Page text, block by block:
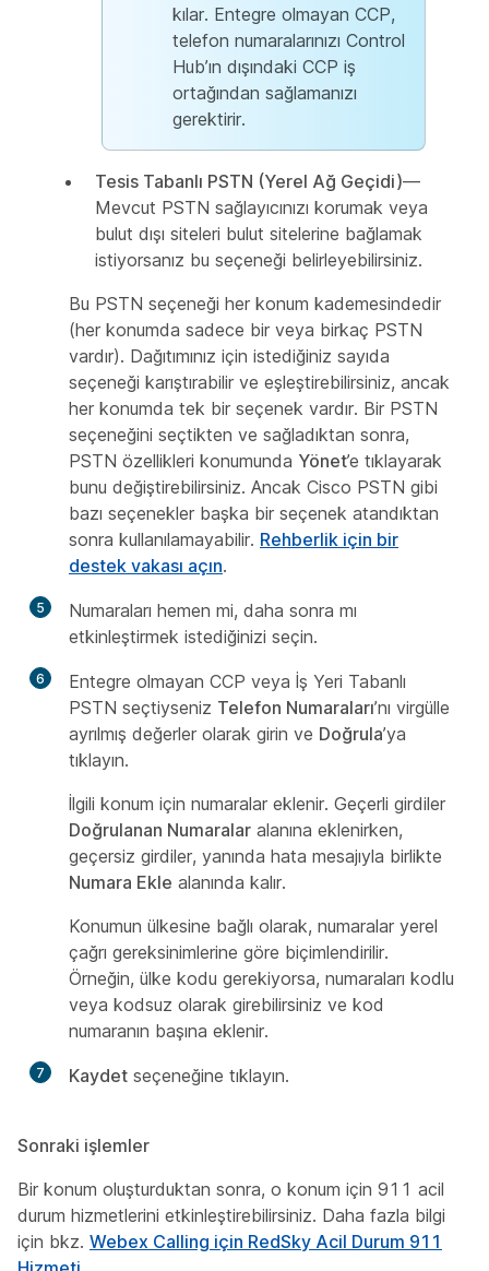
kılar. Entegre olmayan CCP,
telefon numaralarınızı Control
Hub’ın dışındaki CCP iş
ortağından sağlamanızı
gerektirir.
Tesis Tabanlı PSTN (Yerel Ağ Geçidi)—
Mevcut PSTN sağlayıcınızı korumak veya
bulut dışı siteleri bulut sitelerine bağlamak
istiyorsanız bu seçeneği belirleyebilirsiniz.
Bu PSTN seçeneği her konum kademesindedir
(her konumda sadece bir veya birkaç PSTN
vardır). Dağıtımınız için istediğiniz sayıda
seçeneği karıştırabilir ve eşleştirebilirsiniz, ancak
her konumda tek bir seçenek vardır. Bir PSTN
seçeneğini seçtikten ve sağladıktan sonra,
PSTN özellikleri konumunda Yönet’e tıklayarak
bunu değiştirebilirsiniz. Ancak Cisco PSTN gibi
bazı seçenekler başka bir seçenek atandıktan
sonra kullanılamayabilir. Rehberlik için bir
destek vakası açın.
5
Numaraları hemen mi, daha sonra mı
etkinleştirmek istediğinizi seçin.
6
Entegre olmayan CCP veya İş Yeri Tabanlı
PSTN seçtiyseniz Telefon Numaraları’nı virgülle
ayrılmış değerler olarak girin ve Doğrula’ya
tıklayın.
İlgili konum için numaralar eklenir. Geçerli girdiler
Doğrulanan Numaralar alanına eklenirken,
geçersiz girdiler, yanında hata mesajıyla birlikte
Numara Ekle alanında kalır.
Konumun ülkesine bağlı olarak, numaralar yerel
çağrı gereksinimlerine göre biçimlendirilir.
Örneğin, ülke kodu gerekiyorsa, numaraları kodlu
veya kodsuz olarak girebilirsiniz ve kod
numaranın başına eklenir.
7 Kaydet seçeneğine tıklayın.
Sonraki işlemler
Bir konum oluşturduktan sonra, o konum için 911 acil
durum hizmetlerini etkinleştirebilirsiniz. Daha fazla bilgi
için bkz. Webex Calling için RedSky Acil Durum 911